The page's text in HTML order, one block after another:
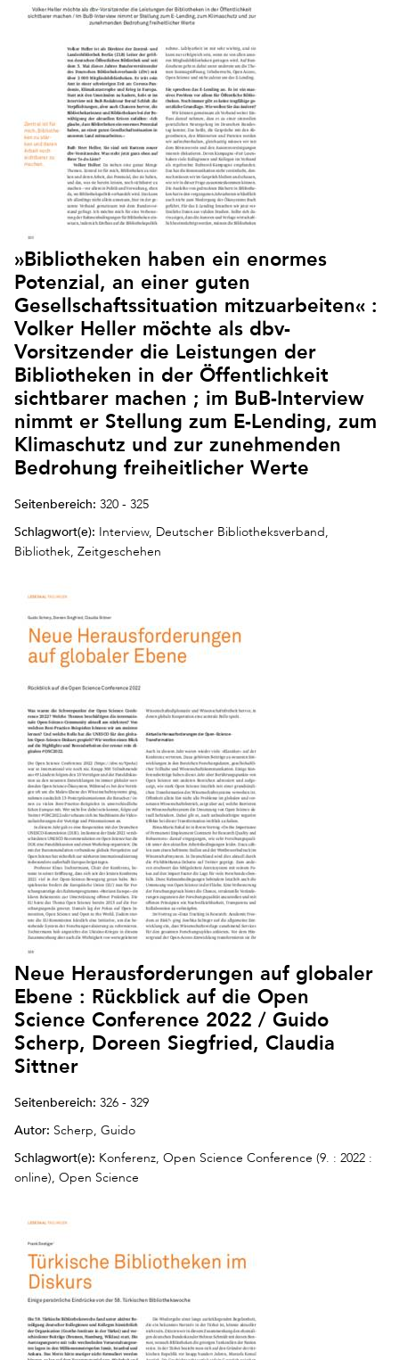
»Bibliotheken haben ein enormes
Potenzial, an einer guten
Gesellschaftssituation mitzuarbeiten« :
Volker Heller möchte als dbv-
Vorsitzender die Leistungen der
Bibliotheken in der Öffentlichkeit
sichtbarer machen ; im BuB-Interview
nimmt er Stellung zum E-Lending, zum
Klimaschutz und zur zunehmenden
Bedrohung freiheitlicher Werte
Seitenbereich: 320 - 325
Schlagwort(e): Interview, Deutscher Bibliotheksverband,
Bibliothek, Zeitgeschehen
Neue Herausforderungen auf globaler
Ebene : Rückblick auf die Open
Science Conference 2022 / Guido
Scherp, Doreen Siegfried, Claudia
Sittner
Seitenbereich: 326 - 329
Autor: Scherp, Guido
Schlagwort(e): Konferenz, Open Science Conference (9. : 2022 :
online), Open Science